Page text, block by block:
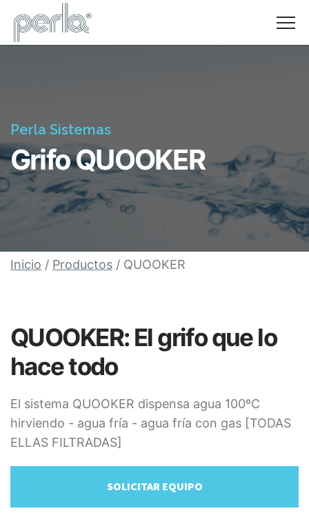
PROMOCIONES
FACILIDADES DE PAGO
PRODUCTOS
Paseo del Limonar, 2
Bloque 2, 5ª A
29016 Málaga
TELÉFONO
611 414 391
CORREO ELECTRÓNICO
REDES SOCIALES
Perla Sistemas
Grifo QUOOKER
Inicio / Productos / QUOOKER
QUOOKER: El grifo que lo
hace todo
El sistema QUOOKER dispensa agua 100ºC
hirviendo - agua fría - agua fría con gas [TODAS
ELLAS FILTRADAS]
SOLICITAR EQUIPO